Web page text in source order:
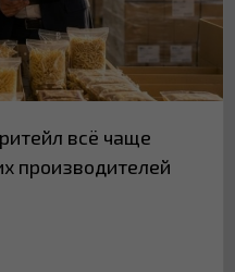
всё чаще
производителей